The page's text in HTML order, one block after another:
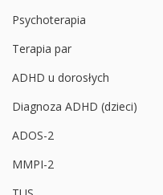
Psychoterapia
Terapia par
ADHD u dorosłych
Diagnoza ADHD (dzieci)
ADOS-2
MMPI-2